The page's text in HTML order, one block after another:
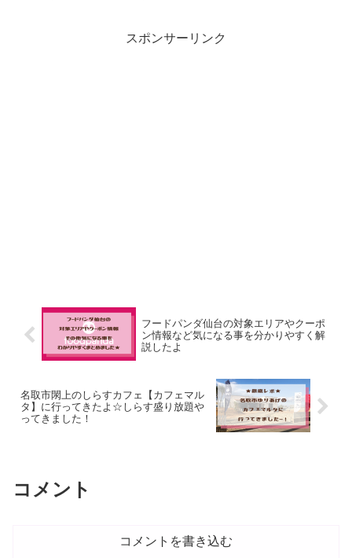
スポンサーリンク
フードパンダ仙台の対象エリアやクーポ
ン情報など気になる事を分かりやすく解
説したよ
名取市閖上のしらすカフェ【カフェマル
タ】に行ってきたよ☆しらす盛り放題や
ってきました！
コメント
コメントを書き込む